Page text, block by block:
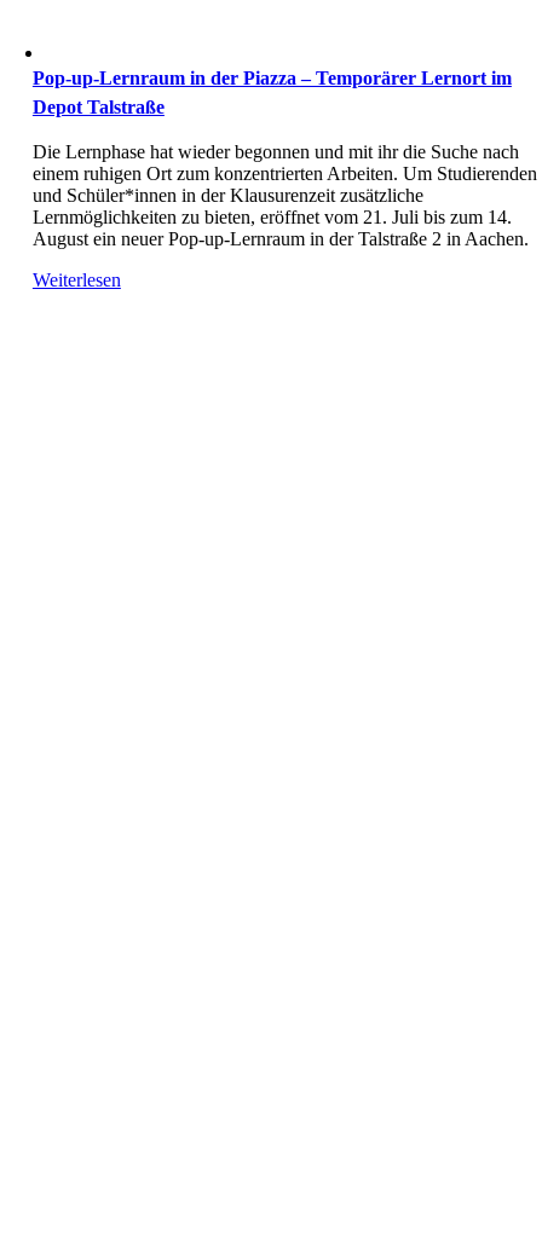
Pop-up-Lernraum in der Piazza – Temporärer Lernort im
Depot Talstraße
Die Lernphase hat wieder begonnen und mit ihr die Suche nach
einem ruhigen Ort zum konzentrierten Arbeiten. Um Studierenden
und Schüler*innen in der Klausurenzeit zusätzliche
Lernmöglichkeiten zu bieten, eröffnet vom 21. Juli bis zum 14.
August ein neuer Pop-up-Lernraum in der Talstraße 2 in Aachen.
Weiterlesen